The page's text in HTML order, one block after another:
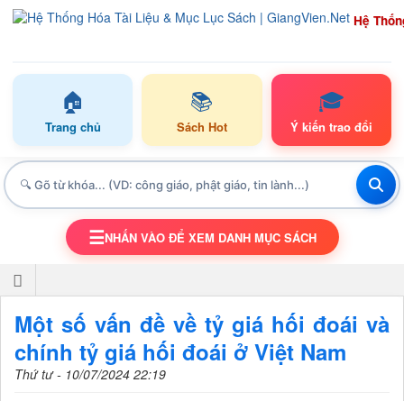
Hệ
🏠
Trang chủ
📚
Sách Hot
🎓
Ý kiến trao đổi
TOGGLE NAVIGATION
☰NHẤN VÀO ĐỂ XEM DANH MỤC SÁCH
Một số vấn đề về tỷ giá hối đoái và
chính tỷ giá hối đoái ở Việt Nam
Thứ tư - 10/07/2024 22:19